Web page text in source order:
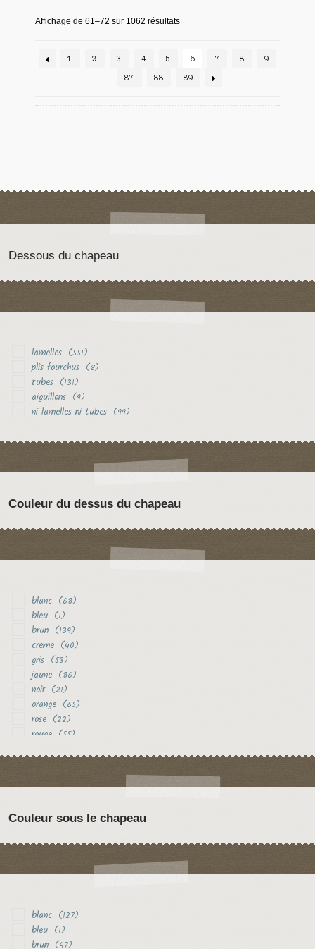
Affichage de 61–72 sur 1062 résultats
1 2 3 4 5 6 7 8 9
87 88 89
Dessous du chapeau
lamelles (551)
plis fourchus (8)
tubes (131)
aiguillons (9)
ni lamelles ni tubes (99)
Couleur du dessus du chapeau
blanc (68)
bleu (1)
brun (139)
creme (40)
gris (53)
jaune (86)
noir (21)
orange (65)
rose (22)
rouge (55)
Couleur sous le chapeau
blanc (127)
bleu (1)
brun (47)